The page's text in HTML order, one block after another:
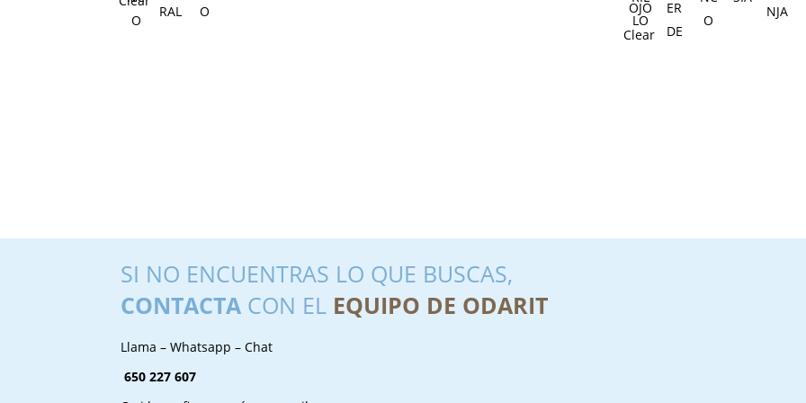
Clear
SI NO ENCUENTRAS LO QUE BUSCAS,
CONTACTA CON EL EQUIPO DE ODARIT
Llama – Whatsapp – Chat
650 227 607